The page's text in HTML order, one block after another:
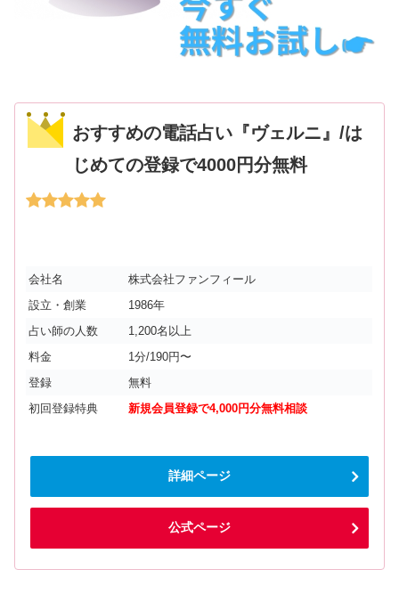
おすすめの電話占い『ヴェルニ』/は
じめての登録で4000円分無料
会社名
株式会社ファンフィール
設立・創業
1986年
占い師の人数
1,200名以上
料金
1分/190円〜
登録
無料
初回登録特典
新規会員登録で4,000円分無料相談
詳細ページ
公式ページ